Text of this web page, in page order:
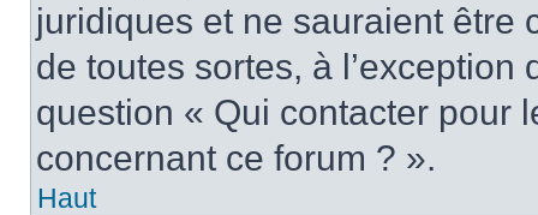
juridiques et ne sauraient être
de toutes sortes, à
question « Qui contacter pour
concernant ce forum ? ».
Haut